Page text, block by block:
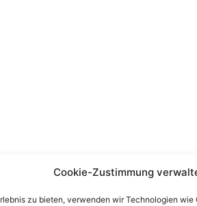
Cookie-Zustimmung
zu bieten, verwenden wir Technologien